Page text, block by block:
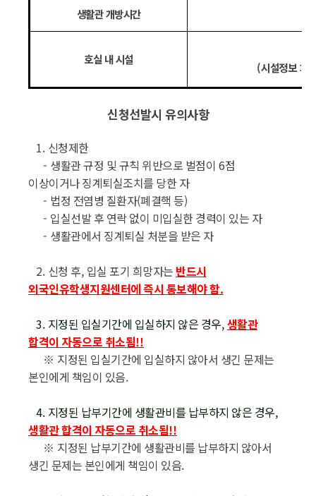
생활관 개방시간
호실 내 시설
(시설정보 :
신청선발시 유의사항
1. 신청제한
- 생활관 규정 및 규칙 위반으로 벌점이 6점
이상이거나 징계퇴실조치를 당한 자
- 법정 전염병 질환자(폐결핵 등)
- 입실선발 후 연락 없이 미입실한 경력이 있는 자
- 생활관에서 징계퇴실 처분을 받은 자
2. 신청 후, 입실 포기 희망자는 반드시
외국인유학생지원센터에 즉시 통보해야 함.
3. 지정된 입실기간에 입실하지 않은 경우,생활관
합격이 자동으로 취소됨!!
※ 지정된 입실기간에 입실하지 않아서 생긴 문제는
본인에게 책임이 있음.
4. 지정된 납부기간에 생활관비를 납부하지 않은 경우,
생활관 합격이 자동으로 취소됨!!
※ 지정된 납부기간에 생활관비를 납부하지 않아서
생긴 문제는 본인에게 책임이 있음.